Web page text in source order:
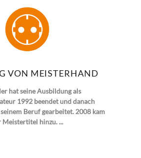
VON MEISTERHAND
hat seine Ausbildung als
1992 beendet und danach
Beruf gearbeitet. 2008 kam
Meistertitel hinzu. ...